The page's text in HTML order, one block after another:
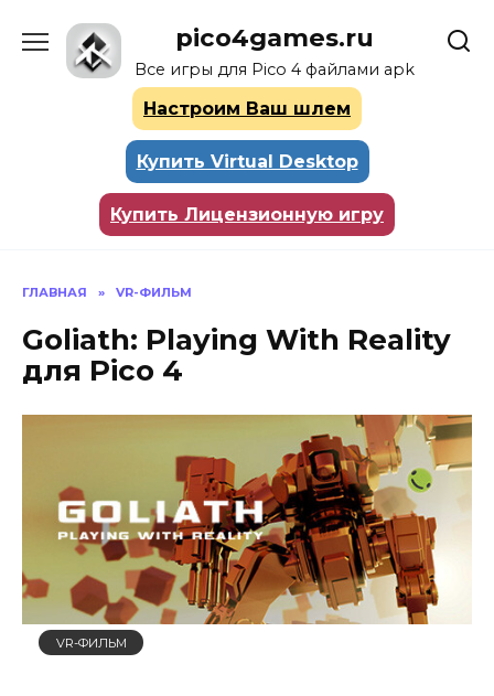
содержанию
pico4games.ru
Все игры для Pico 4 файлами apk
Настроим Ваш шлем
Купить Virtual Desktop
Купить Лицензионную игру
ГЛАВНАЯ » VR-ФИЛЬМ
Goliath: Playing With Reality
для Pico 4
VR-ФИЛЬМ